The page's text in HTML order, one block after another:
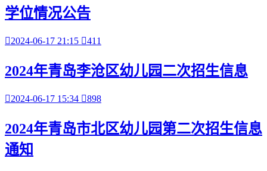
学位情况公告
2024-06-17 21:15 411
2024年青岛李沧区幼儿园二次招生信息
2024-06-17 15:34 898
2024年青岛市北区幼儿园第二次招生信息
通知